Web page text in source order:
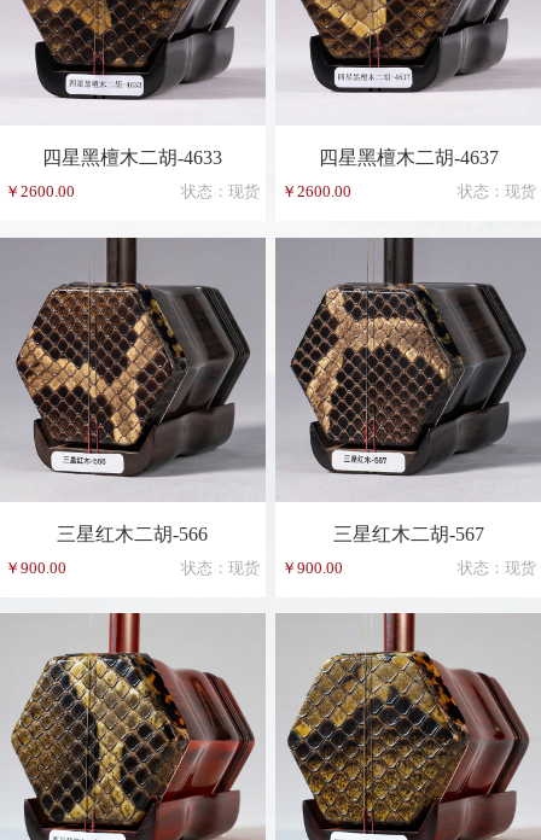
四星黑檀木二胡-4633
￥2600.00 状态：现货
四星黑檀木二胡-4637
￥2600.00 状态：现货
三星红木二胡-566
￥900.00 状态：现货
三星红木二胡-567
￥900.00 状态：现货